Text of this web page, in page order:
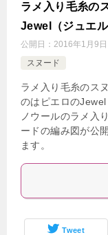
ラメ入り毛糸の
Jewel（ジュエ
公開日： 2016年1月9日
スヌード
ラメ入り毛糸のス
のはピエロの
ノウールのラメ入
ードの編み図が公
ます。
Tweet